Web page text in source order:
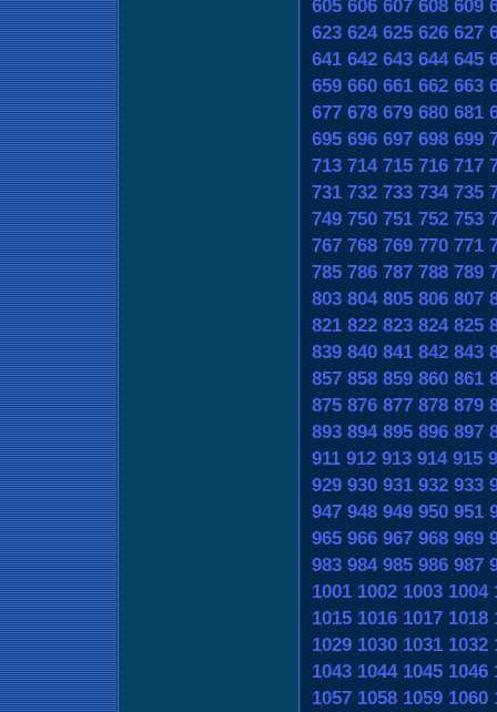
605 606 607 608 609
623 624 625 626 627
641 642 643 644 645
659 660 661 662 663
677 678 679 680 681
695 696 697 698 699
713 714 715 716 717
731 732 733 734 735
749 750 751 752 753
767 768 769 770 771
785 786 787 788 789
803 804 805 806 807
821 822 823 824 825
839 840 841 842 843
857 858 859 860 861
875 876 877 878 879
893 894 895 896 897
911 912 913 914 915
929 930 931 932 933
947 948 949 950 951
965 966 967 968 969
983 984 985 986 987
1001 1002 1003 1004
1015 1016 1017 1018
1029 1030 1031 1032
1043 1044 1045 1046
1057 1058 1059 1060